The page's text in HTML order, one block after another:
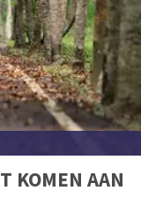
KOMEN AAN